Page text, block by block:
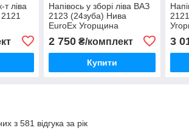
т ліва
Напівось у зборі ліва ВАЗ
2123 (24зуба) Нива
EuroEx Угорщина
2 750₴/комплект
Купити
3
з 581 відгука за рік